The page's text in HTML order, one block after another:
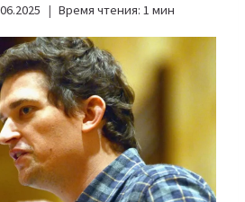
Время чтения: 1 мин